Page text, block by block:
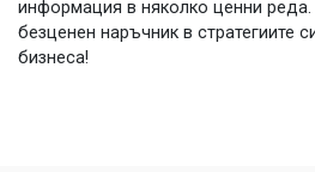
информация в няколко ценни реда.
безценен наръчник в стратегиите
бизнеса!